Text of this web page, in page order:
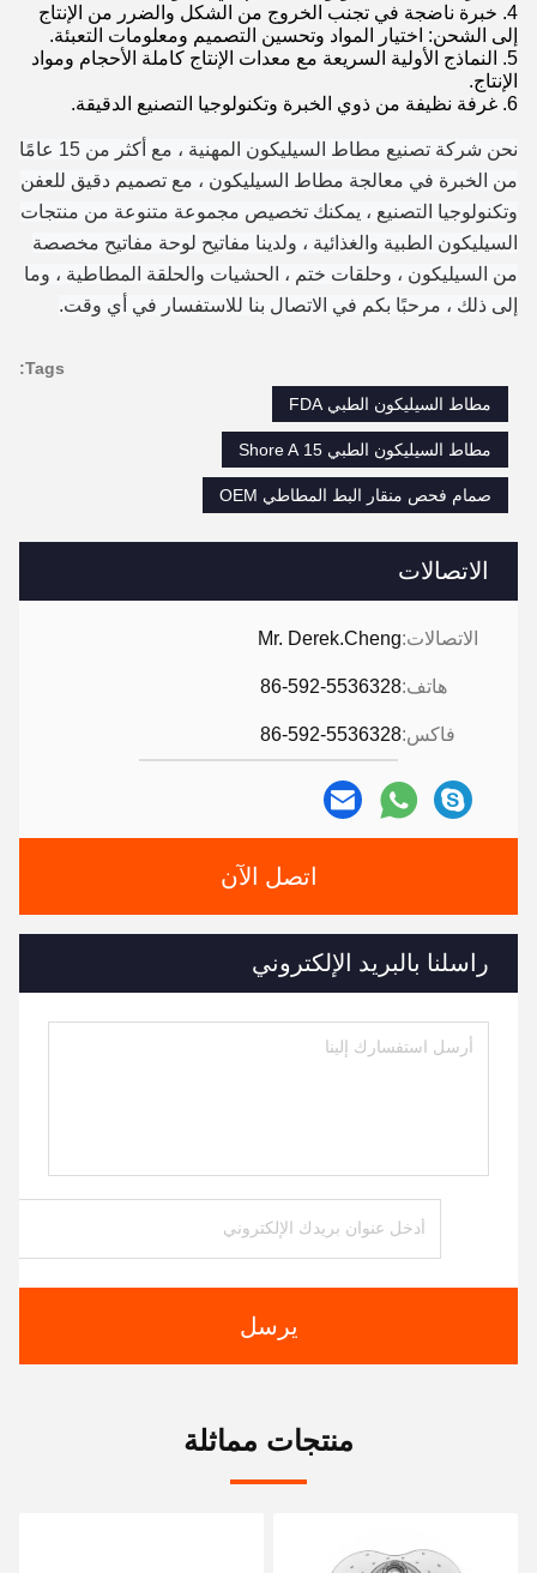
الاتصالات
الاتصالات:Mr. Derek.Cheng
هاتف:86-592-5536328
فاكس:86-592-5536328
اتصل الآن
راسلنا بالبريد الإلكتروني
يرسل
4. خبرة ناضجة في تجنب الخروج من الشكل والضرر من الإنتاج
إلى الشحن: اختيار المواد وتحسين التصميم ومعلومات التعبئة.
5. النماذج الأولية السريعة مع معدات الإنتاج كاملة الأحجام ومواد
الإنتاج.
6. غرفة نظيفة من ذوي الخبرة وتكنولوجيا التصنيع الدقيقة.
نحن شركة تصنيع مطاط السيليكون المهنية ، مع أكثر من 15 عامًا
من الخبرة في معالجة مطاط السيليكون ، مع تصميم دقيق للعفن
وتكنولوجيا التصنيع ، يمكنك تخصيص مجموعة متنوعة من منتجات
السيليكون الطبية والغذائية ، ولدينا مفاتيح لوحة مفاتيح مخصصة
من السيليكون ، وحلقات ختم ، الحشيات والحلقة المطاطية ، وما
إلى ذلك ، مرحبًا بكم في الاتصال بنا للاستفسار في أي وقت.
Tags:
مطاط السيليكون الطبي FDA
مطاط السيليكون الطبي 15 Shore A
صمام فحص منقار البط المطاطي OEM
منتجات مماثلة